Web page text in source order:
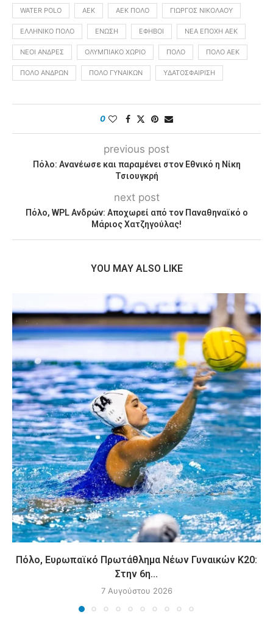
WATER POLO ΑΕΚ ΑΕΚ ΠΌΛΟ ΓΙΏΡΓΟΣ ΝΙΚΟΛΆΟΥ
ΕΛΛΗΝΙΚΌ ΠΌΛΟ ΈΝΩΣΗ ΈΦΗΒΟΙ ΝΈΑ ΕΠΟΧΉ ΑΕΚ
ΝΈΟΙ ΆΝΔΡΕΣ ΟΛΥΜΠΙΑΚΌ ΧΩΡΙΌ ΠΌΛΟ ΠΌΛΟ ΑΕΚ
ΠΌΛΟ ΑΝΔΡΏΝ ΠΌΛΟ ΓΥΝΑΙΚΏΝ ΥΔΑΤΟΣΦΑΊΡΙΣΗ
0
previous post
Πόλο: Ανανέωσε και παραμένει στον Εθνικό η Νίκη
Τσιουγκρή
next post
Πόλο, WPL Ανδρών: Αποχωρεί από τον Παναθηναϊκό ο
Μάριος Χατζηγούλας!
YOU MAY ALSO LIKE
Πόλο, Ευρωπαϊκό Πρωτάθλημα Νέων Γυναικών Κ20:
Στην 6η...
7 Αυγούστου 2026